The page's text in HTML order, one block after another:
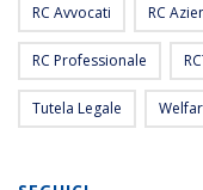
RC Avvocati RC
RC Professionale
Tutela Legale